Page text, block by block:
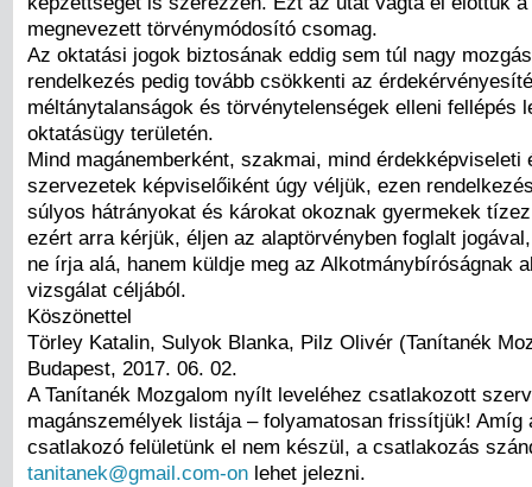
megnevezett törvénymódosító csomag.
Az oktatási jogok biztosának eddig sem túl nagy
rendelkezés pedig tovább csökkenti az
méltánytalanságok és törvénytelenségek elleni fellépés
oktatásügy területén.
Mind magánemberként, szakmai, mind érdekképviseleti
szervezetek képviselőiként úgy véljük, ezen
súlyos hátrányokat és károkat okoznak gyermekek
ezért arra kérjük, éljen az alaptörvényben foglalt
ne írja alá, hanem küldje meg az Alkotmánybíróságnak
vizsgálat céljából.
Köszönettel
Törley Katalin, Sulyok Blanka, Pilz Olivér (Tanítanék
Budapest, 2017. 06. 02.
A Tanítanék Mozgalom nyílt leveléhez csatlakozott
magánszemélyek listája – folyamatosan frissítjük! Amíg
csatlakozó felületünk el nem készül, a csatlakozás
tanitanek@gmail.com-on lehet jelezni.